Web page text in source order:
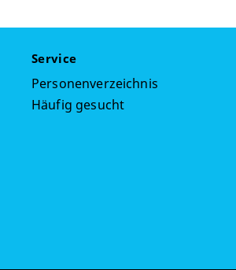
Service
Personenverzeichnis
Häufig gesucht